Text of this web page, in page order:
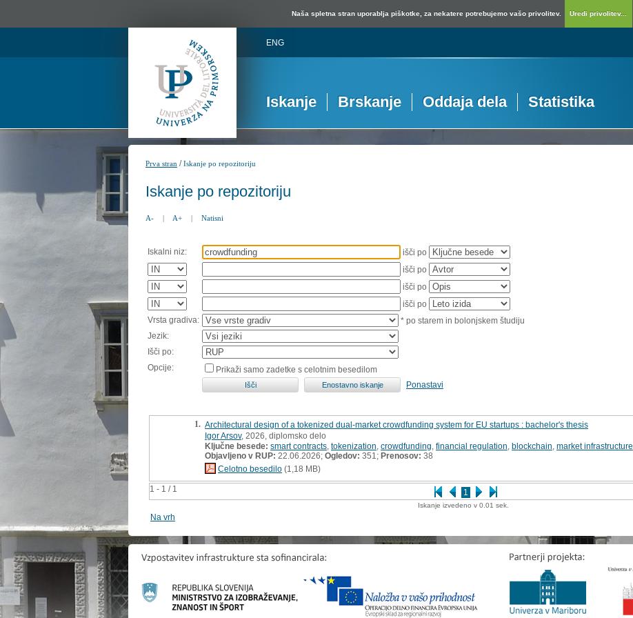
Naša spletna stran uporablja piškotke, za nekatere potrebujemo vašo privolitev. Uredi privolitev...
ENG
Iskanje Brskanje Oddaja dela Statistika
Prva stran /Iskanje po repozitoriju
Iskanje po repozitoriju
A- | A+ | Natisni
Iskalni niz:
išči po
išči po
išči po
išči po
Vrsta gradiva:
* po starem in bolonjskem študiju
Jezik:
Išči po:
Opcije:
Prikaži samo zadetke s celotnim besedilom
Ponastavi
1 - 1 / 1 1
1. Architectural design of a tokenized dual-market crowdfunding system for EU startups : bachelor's thesis
Igor Arsov, 2026, diplomsko delo
Ključne besede: smart contracts tokenization crowdfunding financial regulation blockchain market infrastructure
Objavljeno v RUP: 22.06.2026; Ogledov: 351; Prenosov: 38
Celotno besedilo (1,18 MB)
Iskanje izvedeno v 0.01 sek.
Na vrh